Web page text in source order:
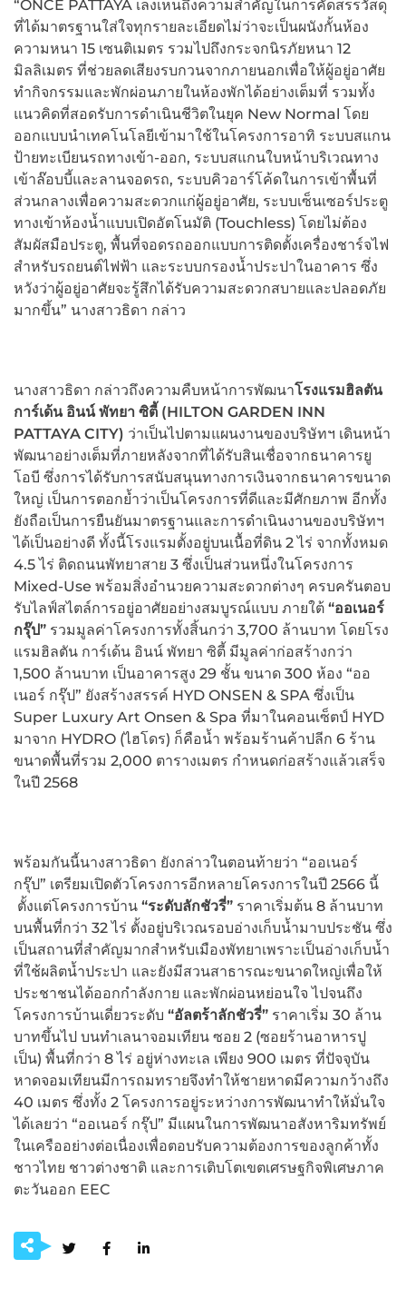
“ONCE PATTAYA เล็งเห็นถึงความสำคัญในการคัดสรรวัสดุ
ที่ได้มาตรฐานใส่ใจทุกรายละเอียดไม่ว่าจะเป็นผนังกั้นห้อง
ความหนา 15 เซนติเมตร รวมไปถึงกระจกนิรภัยหนา 12
มิลลิเมตร ที่ช่วยลดเสียงรบกวนจากภายนอกเพื่อให้ผู้อยู่อาศัย
ทำกิจกรรมและพักผ่อนภายในห้องพักได้อย่างเต็มที่ รวมทั้ง
แนวคิดที่สอดรับการดำเนินชีวิตในยุค New Normal โดย
ออกแบบนำเทคโนโลยีเข้ามาใช้ในโครงการอาทิ ระบบสแกน
ป้ายทะเบียนรถทางเข้า-ออก, ระบบสแกนใบหน้าบริเวณทาง
เข้าล๊อบบี้และลานจอดรถ, ระบบคิวอาร์โค้ดในการเข้าพื้นที่
ส่วนกลางเพื่อความสะดวกแก่ผู้อยู่อาศัย, ระบบเซ็นเซอร์ประตู
ทางเข้าห้องน้ำแบบเปิดอัตโนมัติ (Touchless) โดยไม่ต้อง
สัมผัสมือประตู, พื้นที่จอดรถออกแบบการติดตั้งเครื่องชาร์จไฟ
สำหรับรถยนต์ไฟฟ้า และระบบกรองน้ำประปาในอาคาร ซึ่ง
หวังว่าผู้อยู่อาศัยจะรู้สึกได้รับความสะดวกสบายและปลอดภัย
มากขึ้น” นางสาวธิดา กล่าว
นางสาวธิดา กล่าวถึงความคืบหน้าการพัฒนาโรงแรมฮิลตัน
การ์เด้น อินน์ พัทยา ซิตี้ (HILTON GARDEN INN
PATTAYA CITY) ว่าเป็นไปตามแผนงานของบริษัทฯ เดินหน้า
พัฒนาอย่างเต็มที่ภายหลังจากที่ได้รับสินเชื่อจากธนาคารยู
โอบี ซึ่งการได้รับการสนับสนุนทางการเงินจากธนาคารขนาด
ใหญ่ เป็นการตอกย้ำว่าเป็นโครงการที่ดีและมีศักยภาพ อีกทั้ง
ยังถือเป็นการยืนยันมาตรฐานและการดำเนินงานของบริษัทฯ
ได้เป็นอย่างดี ทั้งนี้โรงแรมตั้งอยู่บนเนื้อที่ดิน 2 ไร่ จากทั้งหมด
4.5 ไร่ ติดถนนพัทยาสาย 3 ซึ่งเป็นส่วนหนึ่งในโครงการ
Mixed-Use พร้อมสิ่งอำนวยความสะดวกต่างๆ ครบครันตอบ
รับไลฟ์สไตล์การอยู่อาศัยอย่างสมบูรณ์แบบ ภายใต้ “ออเนอร์
กรุ๊ป” รวมมูลค่าโครงการทั้งสิ้นกว่า 3,700 ล้านบาท โดยโรง
แรมฮิลตัน การ์เด้น อินน์ พัทยา ซิตี้ มีมูลค่าก่อสร้างกว่า
1,500 ล้านบาท เป็นอาคารสูง 29 ชั้น ขนาด 300 ห้อง “ออ
เนอร์ กรุ๊ป” ยังสร้างสรรค์ HYD ONSEN & SPA ซึ่งเป็น
Super Luxury Art Onsen & Spa ที่มาในคอนเซ็ตป์ HYD
มาจาก HYDRO (ไฮโดร) ก็คือน้ำ พร้อมร้านค้าปลีก 6 ร้าน
ขนาดพื้นที่รวม 2,000 ตารางเมตร กำหนดก่อสร้างแล้วเสร็จ
ในปี 2568
พร้อมกันนี้นางสาวธิดา ยังกล่าวในตอนท้ายว่า “ออเนอร์
กรุ๊ป” เตรียมเปิดตัวโครงการอีกหลายโครงการในปี 2566 นี้
ตั้งแต่โครงการบ้าน “ระดับลักชัวรี่” ราคาเริ่มต้น 8 ล้านบาท
บนพื้นที่กว่า 32 ไร่ ตั้งอยู่บริเวณรอบอ่างเก็บน้ำมาบประชัน ซึ่ง
เป็นสถานที่สำคัญมากสำหรับเมืองพัทยาเพราะเป็นอ่างเก็บน้ำ
ที่ใช้ผลิตน้ำประปา และยังมีสวนสาธารณะขนาดใหญ่เพื่อให้
ประชาชนได้ออกกำลังกาย และพักผ่อนหย่อนใจ ไปจนถึง
โครงการบ้านเดี่ยวระดับ “อัลตร้าลักชัวรี่” ราคาเริ่ม 30 ล้าน
บาทขึ้นไป บนทำเลนาจอมเทียน ซอย 2 (ซอยร้านอาหารปู
เป็น) พื้นที่กว่า 8 ไร่ อยู่ห่างทะเล เพียง 900 เมตร ที่ปัจจุบัน
หาดจอมเทียนมีการถมทรายจึงทำให้ชายหาดมีความกว้างถึง
40 เมตร ซึ่งทั้ง 2 โครงการอยู่ระหว่างการพัฒนาทำให้มั่นใจ
ได้เลยว่า “ออเนอร์ กรุ๊ป” มีแผนในการพัฒนาอสังหาริมทรัพย์
ในเครืออย่างต่อเนื่องเพื่อตอบรับความต้องการของลูกค้าทั้ง
ชาวไทย ชาวต่างชาติ และการเติบโตเขตเศรษฐกิจพิเศษภาค
ตะวันออก EEC